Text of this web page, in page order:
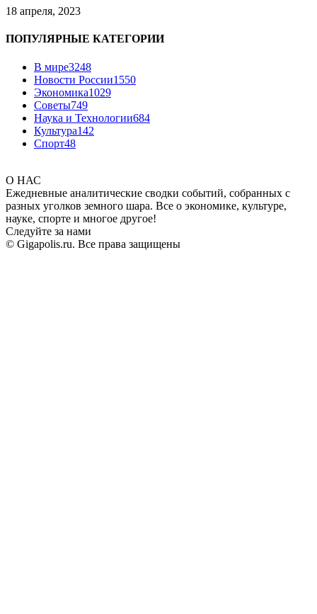
18 апреля, 2023
ПОПУЛЯРНЫЕ КАТЕГОРИИ
В мире3248
Новости России1550
Экономика1029
Советы749
Наука и Технологии684
Культура142
Спорт48
О НАС
Ежедневные аналитические сводки событий, собранных с
разных уголков земного шара. Все о экономике, культуре,
науке, спорте и многое другое!
Следуйте за нами
© Gigapolis.ru. Все права защищены